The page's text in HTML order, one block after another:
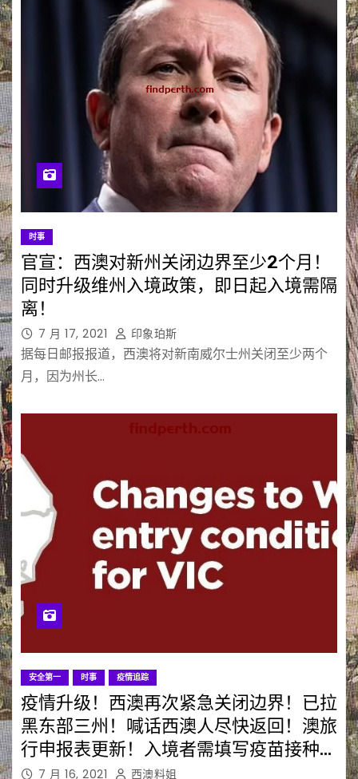
时事
官宣：西澳对新州关闭边界至少2个月！
同时升级维州入境政策，即日起入境需隔
离！
7 月 17, 2021 印象珀斯
据每日邮报报道，西澳将对新南威尔士州关闭至少两个
月，因为州长…
安全第一 时事 疫情追踪
疫情升级！西澳再次紧急关闭边界！已拉
黑东部三州！喊话西澳人尽快返回！澳旅
行申报表更新！入境者需填写疫苗接种等
信息！
7 月 16, 2021 西澳料姐